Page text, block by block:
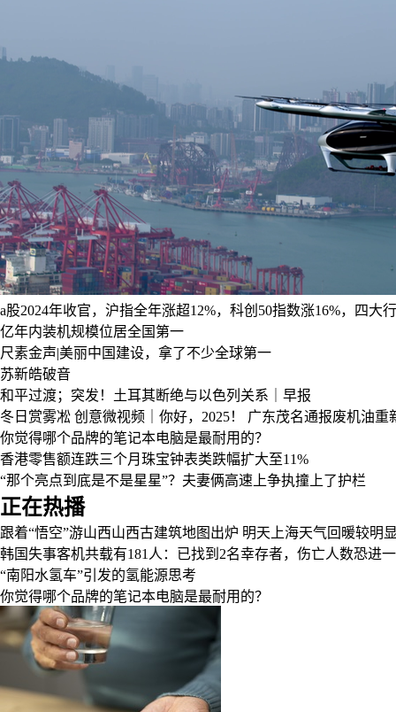
a股2024年收官，沪指全年涨超12%，科创50指数涨16%，四大
亿年内装机规模位居全国第一
尺素金声|美丽中国建设，拿了不少全球第一
苏新皓破音
和平过渡；突发！土耳其断绝与以色列关系｜早报
冬日赏雾凇 创意微视频｜你好，2025！
广东茂名通报废机油重
你觉得哪个品牌的笔记本电脑是最耐用的？
香港零售额连跌三个月珠宝钟表类跌幅扩大至11%
“那个亮点到底是不是星星”？夫妻俩高速上争执撞上了护栏
正在热播
跟着“悟空”游山西山西古建筑地图出炉 明天上海天气回暖较明
韩国失事客机共载有181人：已找到2名幸存者，伤亡人数恐进
“南阳水氢车”引发的氢能源思考
你觉得哪个品牌的笔记本电脑是最耐用的？